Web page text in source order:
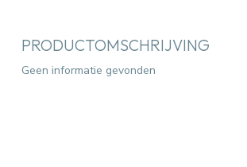
PRODUCTOMSCHRIJVING
Geen informatie gevonden